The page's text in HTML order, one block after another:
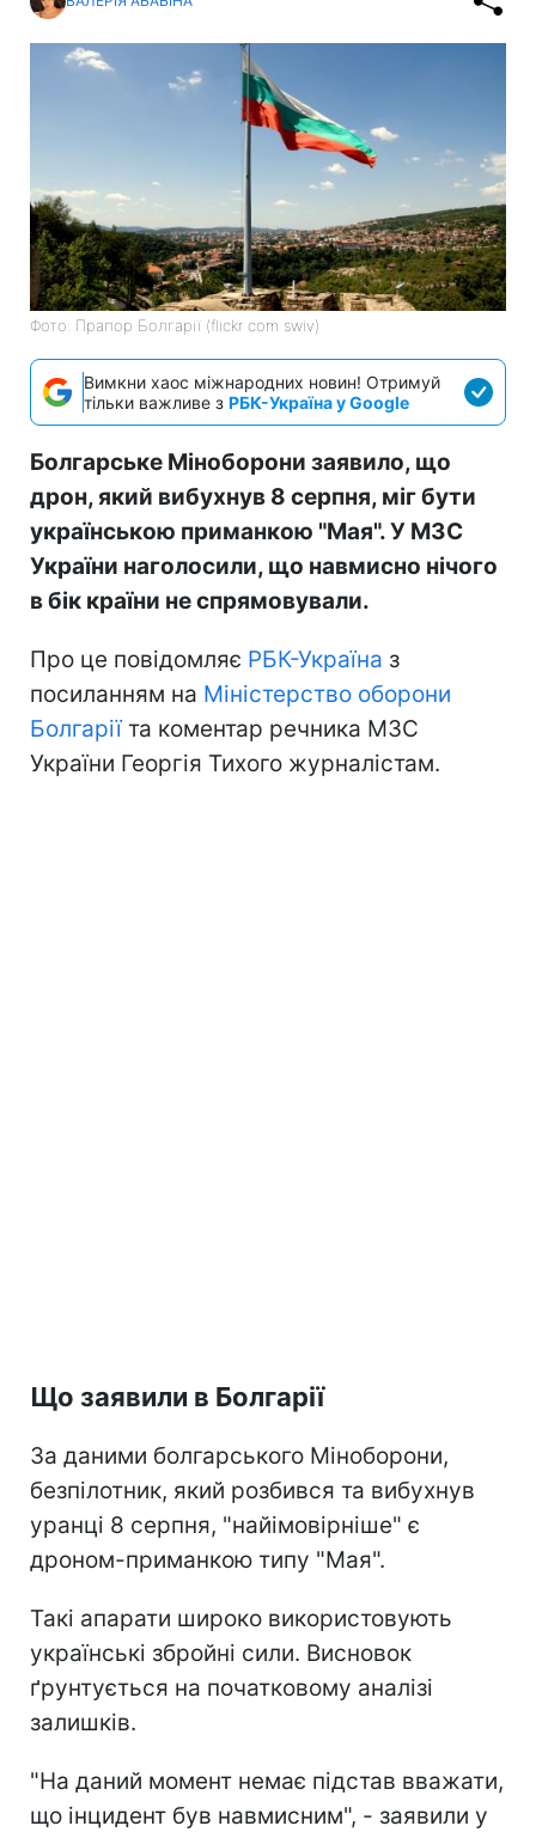
Фото: Прапор Болгарії (flickr com swiv)
Вимкни хаос міжнародних новин! Отримуй
тільки важливе з РБК-Україна у Google
Болгарське Міноборони заявило, що
дрон, який вибухнув 8 серпня, міг бути
українською приманкою "Мая". У МЗС
України наголосили, що навмисно нічого
в бік країни не спрямовували.
Про це повідомляє РБК-Україна з
посиланням на Міністерство оборони
Болгаріїта коментар речника МЗС
України Георгія Тихого журналістам.
Що заявили в Болгарії
За даними болгарського Міноборони,
безпілотник, який розбився та вибухнув
уранці 8 серпня, "найімовірніше" є
дроном-приманкою типу "Мая".
Такі апарати широко використовують
українські збройні сили. Висновок
ґрунтується на початковому аналізі
залишків.
"На даний момент немає підстав вважати,
що інцидент був навмисним", - заявили у